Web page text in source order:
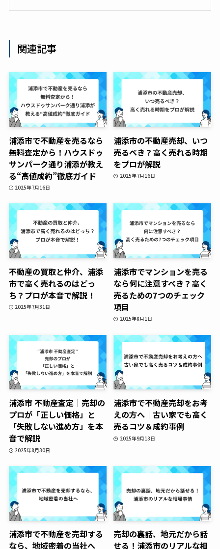
関連記事
浦添市で不動産を売るなら
無料査定から！ハウスドゥ
サンパーク通り浦添が教え
る“高値成約”徹底ガイド
2025年7月16日
浦添市の不動産売却、いつ
売るべき？高く売れる時期
をプロが解説
2025年7月16日
不動産の買取と仲介、浦添
市で高く売れるのはどっ
ち？プロが本音で解説！
2025年7月31日
浦添市でマンションを売る
なら何に注意すべき？高く
売るための7つのチェック
項目
2025年8月1日
浦添市 不動産査定｜売却の
プロが「正しい価格」と
「失敗しない進め方」を本
音で解説
2025年8月30日
浦添市で不動産売却をお考
えの方へ｜古い家でも高く
売るコツ＆成約事例
2025年9月13日
浦添市で不動産を売却する
なら、地域密着の当社へ
売却の裏話、地元だから話
せる！浦添市のリアルな相